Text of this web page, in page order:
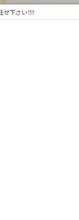
せ下さい‼️‼️